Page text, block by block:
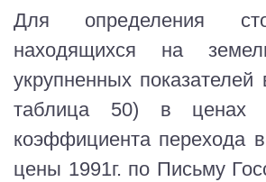
Для определения
находящихся на
укрупненных
таблица 50) в ценах
коэффициента перехода
цены 1991г. по Письму